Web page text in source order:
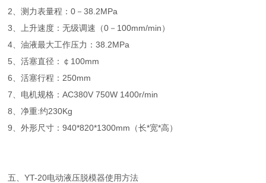
2、测力表量程：0－38.2MPa
3、上升速度：无级调速（0－100mm/min）
4、油液最大工作压力：38.2MPa
5、活塞直径：￠100mm
6、活塞行程：250mm
7、电机规格：AC380V 750W 1400r/min
8、净重:约230Kg
9、外形尺寸：940*820*1300mm（长*宽*高）
五、YT-20电动液压脱模器使用方法